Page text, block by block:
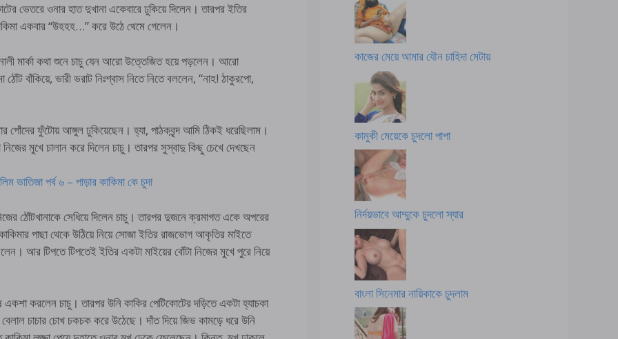
ভেতরে ওনার হাত দুখানা একেবারে ঢুকিয়ে দিলেন। তারপর ইতির
একবার “উহহহ…” করে উঠে থেমে গেলেন।
কথা শুনে চাচু যেন আরো উত্তেজিত হয়ে পড়লেন। আরো
বাঁকিয়ে, ভারী ভরাট নিঃশ্বাস নিতে নিতে বললেন, “নাহ! ঠাকুরপো,
পোঁদের ফুঁটোয় আঙ্গুল ঢুকিয়েছেন। হ্যা, পাঠকবৃন্দ আমি ঠিকই ধরেছিলাম।
মুখে চালান করে দিলেন চাচু। তারপর সুস্বাদু কিছু চেখে দেখছেন
ভাতিজা পর্ব ৬ – পাড়ার কাকিমা কে চুদা
ঠোঁটখানাকে সেধিয়ে দিলেন চাচু। তারপর দুজনে ক্রমাগত একে অপরের
পাছা থেকে উঠিয়ে নিয়ে সোজা ইতির রাজভোগ আকৃতির মাইতে
আর টিপতে টিপতেই ইতির একটা মাইয়ের বোঁটা নিজের মুখে পুরে নিয়ে
করলেন চাচু। তারপর উনি কাকির পেটিকোটের দড়িতে একটা হ্যাচকা
চাচার চোখ চকচক করে উঠেছে। দাঁত দিয়ে জিভ কামড়ে ধরে উনি
কাজের মেয়ে আমার যৌন চাহিদা মেটায়
কামুকী মেয়েকে চুদলো পাপা
নির্দয়ভাবে আম্মুকে চুদলো স্যার
বাংলা সিনেমার নায়িকাকে চুদলাম